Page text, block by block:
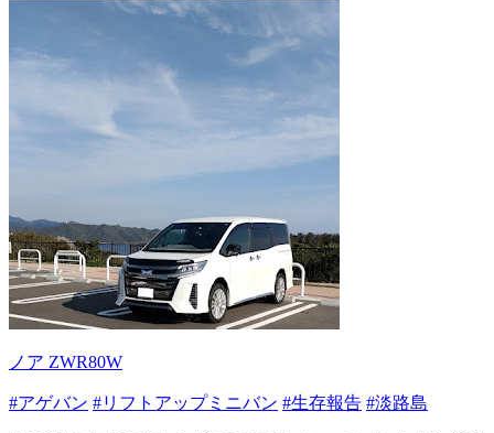
ノア ZWR80W
#アゲバン #リフトアップミニバン #生存報告 #淡路島